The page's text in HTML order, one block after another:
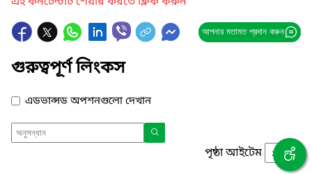
আপনার মতামত প্রদান করুন
গুরুত্বপূর্ণ লিংকস
এডভান্সড অপশনগুলো দেখান
পৃষ্ঠা আইটেম